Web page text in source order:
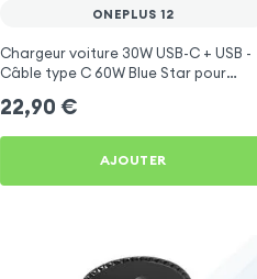
ONEPLUS 12
Chargeur voiture 30W USB-C + USB -
Câble type C 60W Blue Star pour
22,90 €
AJOUTER